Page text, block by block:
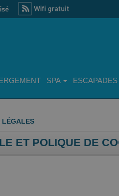
SPA ESCAPADES
LÉGALES
ET POLIQUE DE